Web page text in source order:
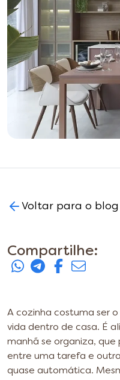
Voltar para o blog
Compartilhe:
A cozinha costuma ser
vida dentro de casa. É
manhã se organiza,
entre uma tarefa e
quase automática.